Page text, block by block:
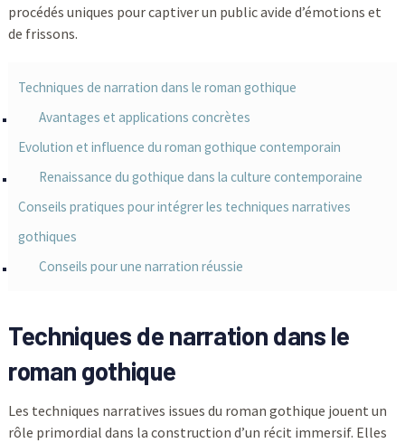
procédés uniques pour captiver un public avide d’émotions et
de frissons.
Techniques de narration dans le roman gothique
Avantages et applications concrètes
Evolution et influence du roman gothique contemporain
Renaissance du gothique dans la culture contemporaine
Conseils pratiques pour intégrer les techniques narratives
gothiques
Conseils pour une narration réussie
Techniques de narration dans le
roman gothique
Les techniques narratives issues du roman gothique jouent un
rôle primordial dans la construction d’un récit immersif. Elles